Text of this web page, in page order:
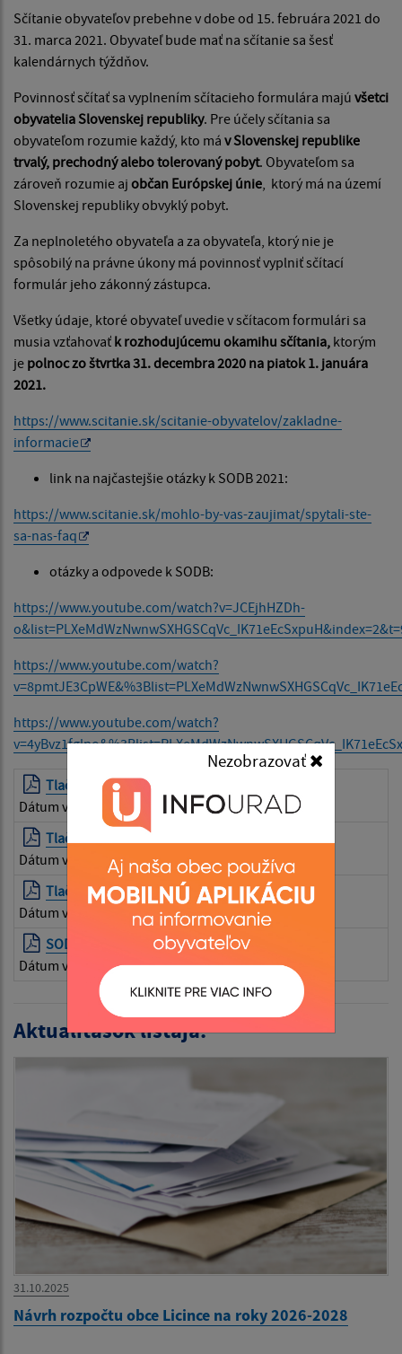
Nezobrazovať
Sčítanie obyvateľov prebehne v dobe od 15. februára 2021 do
31. marca 2021. Obyvateľ bude mať na sčítanie sa šesť
kalendárnych týždňov.
Povinnosť sčítať sa vyplnením sčítacieho formulára majú všetci
obyvatelia Slovenskej republiky. Pre účely sčítania sa
obyvateľom rozumie každý, kto má v Slovenskej republike
trvalý, prechodný alebo tolerovaný pobyt. Obyvateľom sa
zároveň rozumie aj občan Európskej únie, ktorý má na území
Slovenskej republiky obvyklý pobyt.
Za neplnoletého obyvateľa a za obyvateľa, ktorý nie je
spôsobilý na právne úkony má povinnosť vyplniť sčítací
formulár jeho zákonný zástupca.
Všetky údaje, ktoré obyvateľ uvedie v sčítacom formulári sa
musia vzťahovať k rozhodujúcemu okamihu sčítania, ktorým
je polnoc zo štvrtka 31. decembra 2020 na piatok 1. januára
2021.
https://www.scitanie.sk/scitanie-obyvatelov/zakladne-
informacie
link na najčastejšie otázky k SODB 2021:
https://www.scitanie.sk/mohlo-by-vas-zaujimat/spytali-ste-
sa-nas-faq
otázky a odpovede k SODB:
https://www.youtube.com/watch?v=JCEjhHZDh-
https://www.youtube.com/watch?
https://www.youtube.com/watch?
Tlačová správa 22.03.2021
Dátum vyvesenia: 2025.11.21
Tlačová správa 01.03.2021
Dátum vyvesenia: 2025.11.21
Tlačová správa 22.02.2021| PDF | 0.4 Mb
Dátum vyvesenia: 2025.11.21
SODB inzercia | PDF | 0.07 Mb
Dátum vyvesenia:2025.11.21
Aktualitások listája:
31.10.2025
Návrh rozpočtu obce Licince na roky 2026-2028